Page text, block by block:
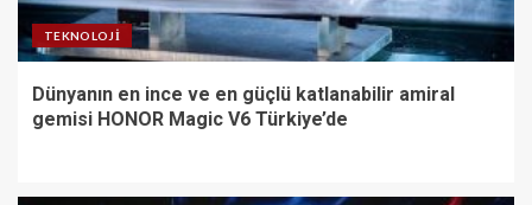
TEKNOLOJI
Dünyanın en ince ve en güçlü katlanabilir amiral
gemisi HONOR Magic V6 Türkiye’de